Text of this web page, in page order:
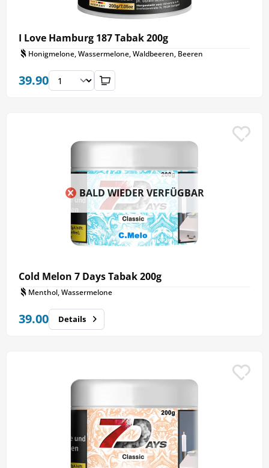
I Love Hamburg 187 Tabak 200g
Honigmelone, Wassermelone, Waldbeeren, Beeren
39.90
BALD WIEDER VERFÜGBAR
Cold Melon 7 Days Tabak 200g
Menthol, Wassermelone
39.00 Details